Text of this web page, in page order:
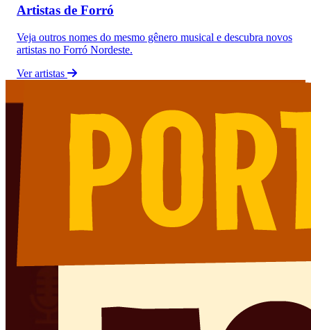
Artistas de Forró
Veja outros nomes do mesmo gênero musical e descubra novos
artistas no Forró Nordeste.
Ver artistas